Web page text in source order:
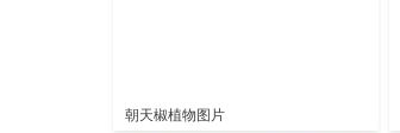
朝天椒植物图片